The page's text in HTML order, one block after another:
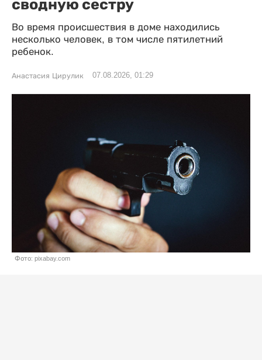
сводную сестру
Во время происшествия в доме находились
несколько человек, в том числе пятилетний
ребенок.
Анастасия Цирулик 07.08.2026, 01:29
Фото: pixabay.com